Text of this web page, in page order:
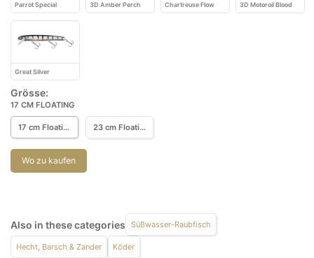
Parrot Special 3D Amber Perch Chartreuse Flow 3D Motoroil Blood
Great Silver
Grösse:
17 CM FLOATING
17 cm Floating 23 cm Floating
Wo zu kaufen
Also in these categories Süßwasser-Raubfisch
Hecht, Barsch & Zander Köder